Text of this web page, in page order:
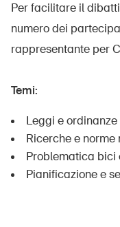
Per facilitare il
numero dei
rappresentante per
Temi:
Leggi e ordinanze
Ricerche e norme
Problematica bici
Pianificazione e